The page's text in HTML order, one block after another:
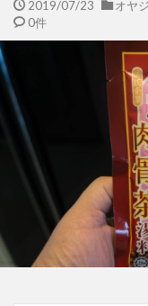
2019/07/23
オヤ
0件